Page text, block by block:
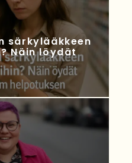
särkylääkkeen
Näin löydät